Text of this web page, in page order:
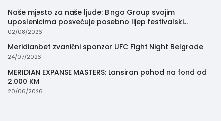
Naše mjesto za naše ljude: Bingo Group svojim
uposlenicima posvećuje posebno lijep festivalski
trenutak
02/08/2026
Meridianbet zvanični sponzor UFC Fight Night Belgrade
24/07/2026
MERIDIAN EXPANSE MASTERS: Lansiran pohod na fond od
2.000 KM
20/06/2026